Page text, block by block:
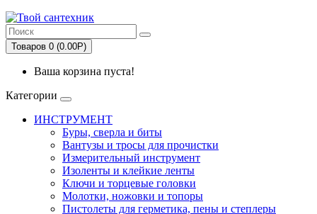
Товаров 0 (0.00Р)
Ваша корзина пуста!
Категории
ИНСТРУМЕНТ
Буры, сверла и биты
Вантузы и тросы для прочистки
Измерительный инструмент
Изоленты и клейкие ленты
Ключи и торцевые головки
Молотки, ножовки и топоры
Пистолеты для герметика, пены и степлеры